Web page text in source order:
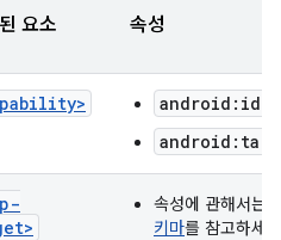
요소 속성
속성에 관해서는
키마를 참고하세